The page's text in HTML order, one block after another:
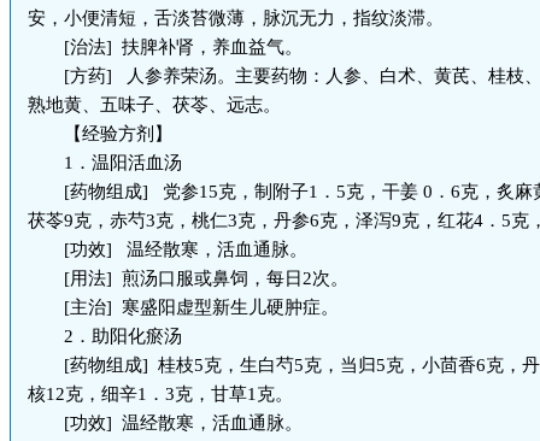
安，小便清短，舌淡苔微薄，脉沉无力，指纹淡滞。
[治法] 扶脾补肾，养血益气。
[方药] 人参养荣汤。主要药物：人参、白术、黄芪、桂枝、
熟地黄、五味子、茯苓、远志。
【经验方剂】
1．温阳活血汤
[药物组成] 党参15克，制附子1．5克，干姜 0．6克，炙麻
茯苓9克，赤芍3克，桃仁3克，丹参6克，泽泻9克，红花4．5克
[功效] 温经散寒，活血通脉。
[用法] 煎汤口服或鼻饲，每日2次。
[主治] 寒盛阳虚型新生儿硬肿症。
2．助阳化瘀汤
[药物组成] 桂枝5克，生白芍5克，当归5克，小茴香6克，丹
核12克，细辛1．3克，甘草1克。
[功效] 温经散寒，活血通脉。